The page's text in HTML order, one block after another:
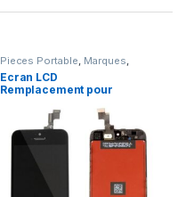
Pieces Portable, Marques,
Apple iPhone 5s
Ecran LCD
Remplacement pour
tactile + Outils